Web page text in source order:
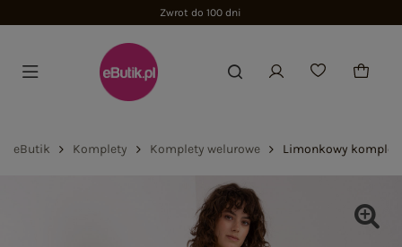
Zwrot do 100 dni
eButik Komplety Komplety welurowe Limonkowy komplet